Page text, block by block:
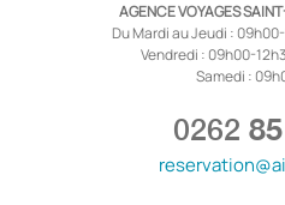
AGENCE VOYAGES
Du Mardi au Jeudi :
Vendredi : 09h00-
Samedi :
0262